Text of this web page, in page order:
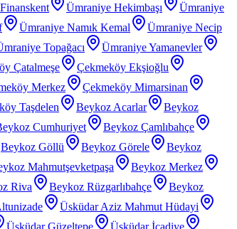
Ümraniye Hekimbaşı
Ümraniye
Ümraniye Namık Kemal
Ümraniye Necip
Topağacı
Ümraniye Yamanevler
Çatalmeşe
Çekmeköy Ekşioğlu
Merkez
Çekmeköy Mimarsinan
Taşdelen Beykoz Acarlar
Beykoz
Cumhuriyet
Beykoz Çamlıbahçe
Beykoz Göllü Beykoz Görele
Beykoz
Mahmutşevketpaşa
Beykoz Merkez
Riva Beykoz Rüzgarlıbahçe
Beykoz
Üsküdar Aziz Mahmut Hüdayi
Üsküdar Güzeltepe
Üsküdar İcadiye